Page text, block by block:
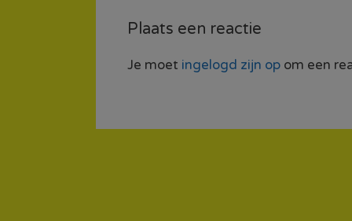
Plaats een reactie
Je moet ingelogd zijn op om een